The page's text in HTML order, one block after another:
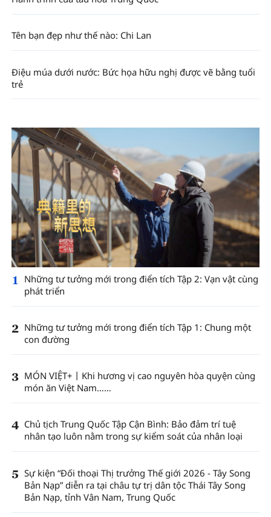
Tên bạn đẹp như thế nào: Chi Lan
Điệu múa dưới nước: Bức họa hữu nghị được vẽ bằng tuổi
trẻ
1
Những tư tưởng mới trong điển tích Tập 2: Vạn vật cùng
phát triển
2 Những tư tưởng mới trong điển tích Tập 1: Chung một
con đường
3 MÓN VIỆT+丨Khi hương vị cao nguyên hòa quyện cùng
món ăn Việt Nam……
4 Chủ tịch Trung Quốc Tập Cận Bình: Bảo đảm trí tuệ
nhân tạo luôn nằm trong sự kiểm soát của nhân loại
5 Sự kiện “Đối thoại Thị trưởng Thế giới 2026 - Tây Song
Bản Nạp” diễn ra tại châu tự trị dân tộc Thái Tây Song
Bản Nạp, tỉnh Vân Nam, Trung Quốc